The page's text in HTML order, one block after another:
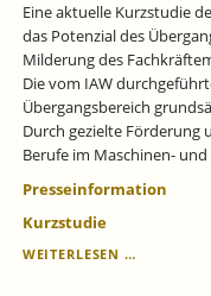
Eine aktuelle Kurzstudie
das Potenzial des
Milderung des
Die vom IAW
Übergangsbereich
Durch gezielte Förderung
Berufe im Maschinen-
Presseinformation
Kurzstudie
WEITERLESEN …